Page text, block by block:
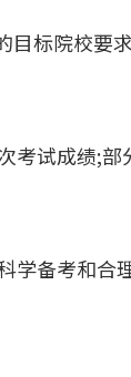
标院校要
考试成绩;
学备考和合